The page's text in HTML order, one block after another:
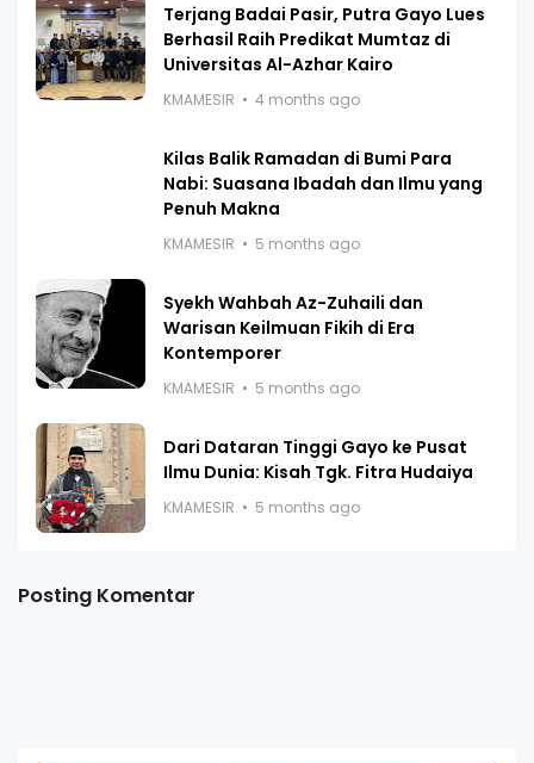
Terjang Badai Pasir, Putra Gayo Lues
Berhasil Raih Predikat Mumtaz di
Universitas Al-Azhar Kairo
KMAMESIR 4 months ago
Kilas Balik Ramadan di Bumi Para
Nabi: Suasana Ibadah dan Ilmu yang
Penuh Makna
KMAMESIR 5 months ago
Syekh Wahbah Az-Zuhaili dan
Warisan Keilmuan Fikih di Era
Kontemporer
KMAMESIR 5 months ago
Dari Dataran Tinggi Gayo ke Pusat
Ilmu Dunia: Kisah Tgk. Fitra Hudaiya
KMAMESIR 5 months ago
Posting Komentar